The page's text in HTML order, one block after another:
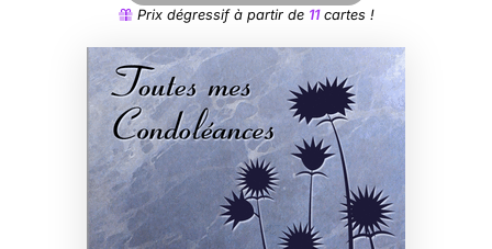
Prix dégressif à partir de 11cartes !